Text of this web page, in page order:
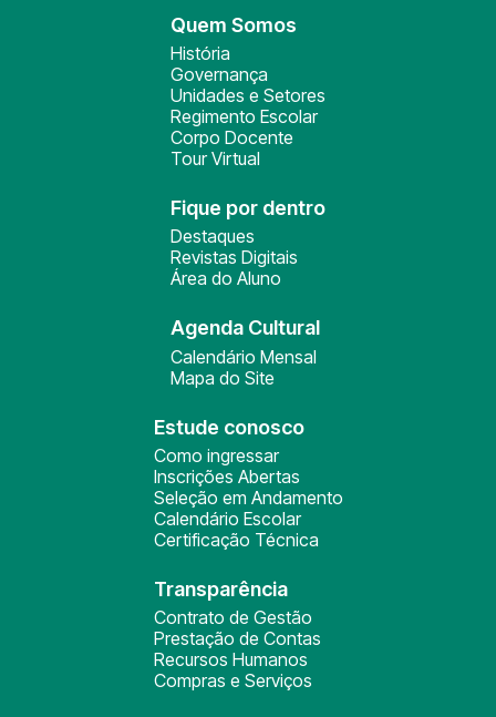
Quem Somos
História
Governança
Unidades e Setores
Regimento Escolar
Corpo Docente
Tour Virtual
Fique por dentro
Destaques
Revistas Digitais
Área do Aluno
Agenda Cultural
Calendário Mensal
Mapa do Site
Estude conosco
Como ingressar
Inscrições Abertas
Seleção em Andamento
Calendário Escolar
Certificação Técnica
Transparência
Contrato de Gestão
Prestação de Contas
Recursos Humanos
Compras e Serviços